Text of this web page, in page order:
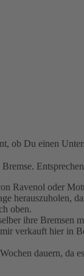
ob Du einen
Ravenol oder
herauszuholen,
oben.
ihre
verkauft hier
dauern, da